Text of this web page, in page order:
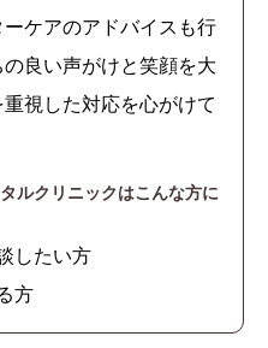
ケアのアドバイスも行
良い声がけと笑顔を大
視した対応を心がけて
ルクリニックはこんな方に
したい方
方